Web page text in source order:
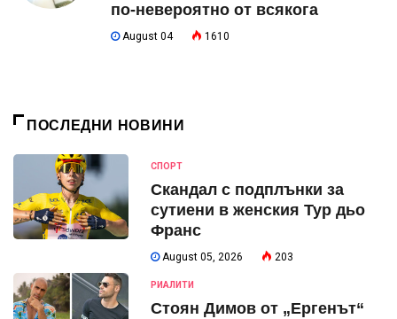
по-невероятно от всякога
August 04 1610
ПОСЛЕДНИ НОВИНИ
СПОРТ
Скандал с подплънки за
сутиени в женския Тур дьо
Франс
August 05, 2026 203
РИАЛИТИ
Стоян Димов от „Ергенът“